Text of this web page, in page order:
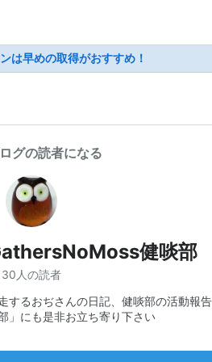
は早めの取得がおすすめ！
グの読者になる
健啖部
30人の読者
するおぢさんの日記、健啖部の活動報
」にも是非お立ち寄り下さい